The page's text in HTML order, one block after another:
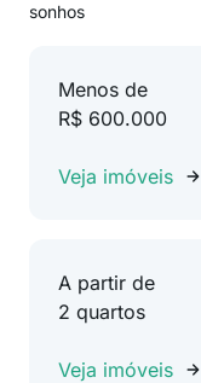
sonhos
Menos de
R$ 600.000
Veja imóveis
A partir de
2 quartos
Veja imóveis